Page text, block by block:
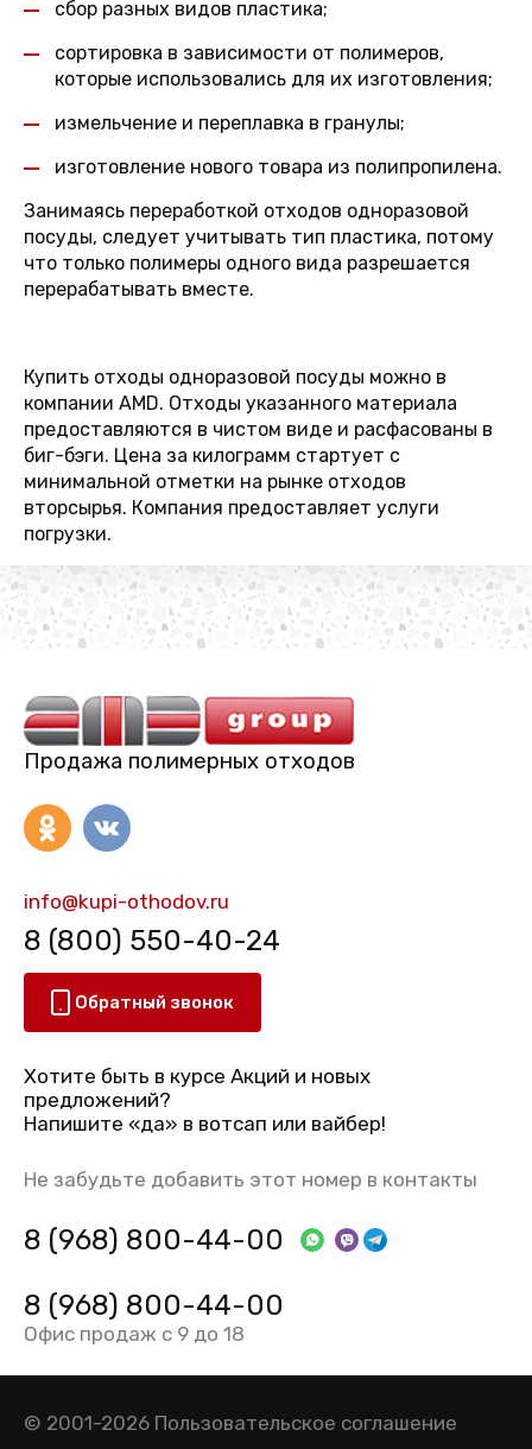
сбор разных видов пластика;
сортировка в зависимости от полимеров,
которые использовались для их изготовления;
измельчение и переплавка в гранулы;
изготовление нового товара из полипропилена.
Занимаясь переработкой отходов одноразовой
посуды, следует учитывать тип пластика, потому
что только полимеры одного вида разрешается
перерабатывать вместе.
Купить отходы одноразовой посуды можно в
компании AMD. Отходы указанного материала
предоставляются в чистом виде и расфасованы в
биг-бэги. Цена за килограмм стартует с
минимальной отметки на рынке отходов
вторсырья. Компания предоставляет услуги
погрузки.
Продажа полимерных отходов
info@kupi-othodov.ru
8 (800) 550-40-24
Обратный звонок
Хотите быть в курсе Акций и новых
предложений?
Напишите «да» в вотсап или вайбер!
Не забудьте добавить этот номер в контакты
8 (968) 800-44-00
8 (968) 800-44-00
Офис продаж с 9 до 18
© 2001-2026 Пользовательское соглашение